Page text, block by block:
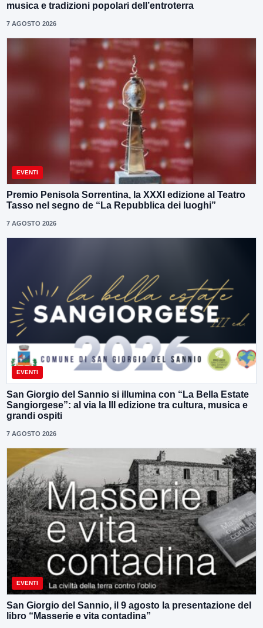
musica e tradizioni popolari dell’entroterra
7 AGOSTO 2026
EVENTI
Premio Penisola Sorrentina, la XXXI edizione al Teatro
Tasso nel segno de “La Repubblica dei luoghi”
7 AGOSTO 2026
EVENTI
San Giorgio del Sannio si illumina con “La Bella Estate
Sangiorgese”: al via la III edizione tra cultura, musica e
grandi ospiti
7 AGOSTO 2026
EVENTI
San Giorgio del Sannio, il 9 agosto la presentazione del
libro “Masserie e vita contadina”